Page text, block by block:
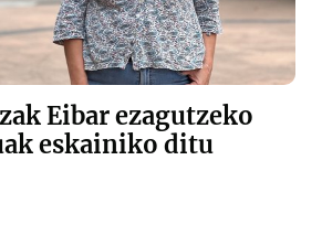
Eibar ezagutzeko
eskainiko ditu